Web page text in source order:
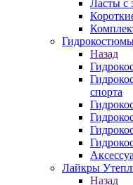
Ласты с
Назад
спорта
Лайкры
Назад